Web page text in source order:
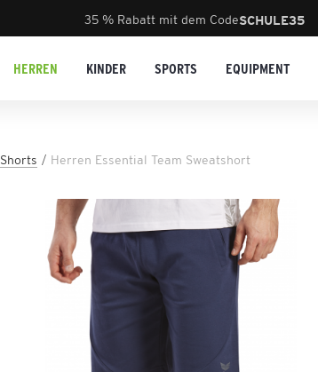
35 % Rabatt mit dem CodeSCHULE35
HERREN KINDER SPORTS EQUIPMENT
Shorts Herren Essential Team Sweatshort